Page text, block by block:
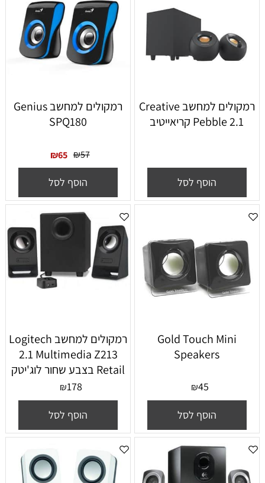
רמקולים למחשב Creative
Pebble 2.1 קריאייטיב
הוסף לסל
רמקולים למחשב Genius
SPQ180
₪57
₪65
הוסף לסל
Gold Touch Mini
Speakers
₪45
הוסף לסל
רמקולים למחשב Logitech
2.1 Multimedia Z213
Retail בצבע שחור לוג'יטק
₪178
הוסף לסל